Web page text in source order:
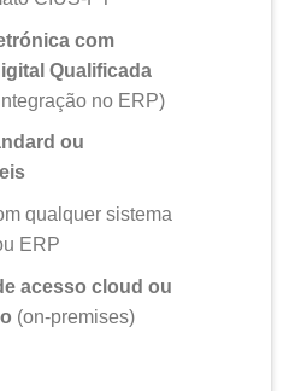
com
Qualificada
no ERP)
ou
qualquer sistema
ERP
acesso cloud ou
(on-premises)